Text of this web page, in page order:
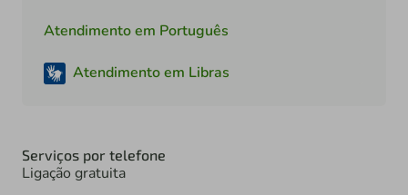
Atendimento em Português
Atendimento em Libras
Serviços por telefone
Ligação gratuita